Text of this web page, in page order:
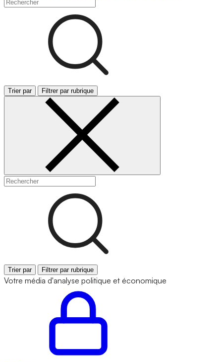
Trier par Filtrer par rubrique
Trier par Filtrer par rubrique
Votre média d'analyse politique et économique